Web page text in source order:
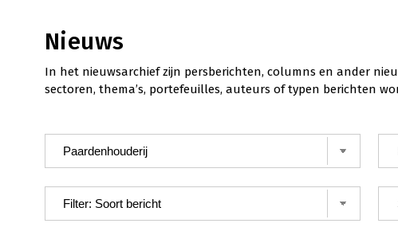
Nieuws
In het nieuwsarchief zijn persberichten, columns en ander
sectoren, thema’s, portefeuilles, auteurs of typen berichten